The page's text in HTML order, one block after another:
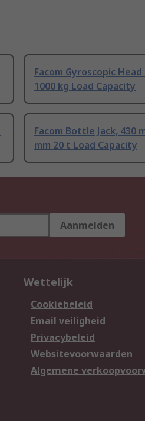
Facom Gyroscopic
1000 kg Load Capacity
Facom Bottle Jack, 430
mm 20 t Load Capacity
Aanmelden
Wettelijk
Cookiebeleid
Email veiligheid
Privacybeleid
Websitevoorwaarden
Algemene